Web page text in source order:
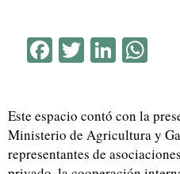
Facebook
Twitter
Este espacio contó con la
Ministerio de Agricultura y
representantes de